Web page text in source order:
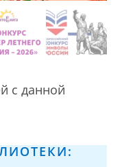
с данной